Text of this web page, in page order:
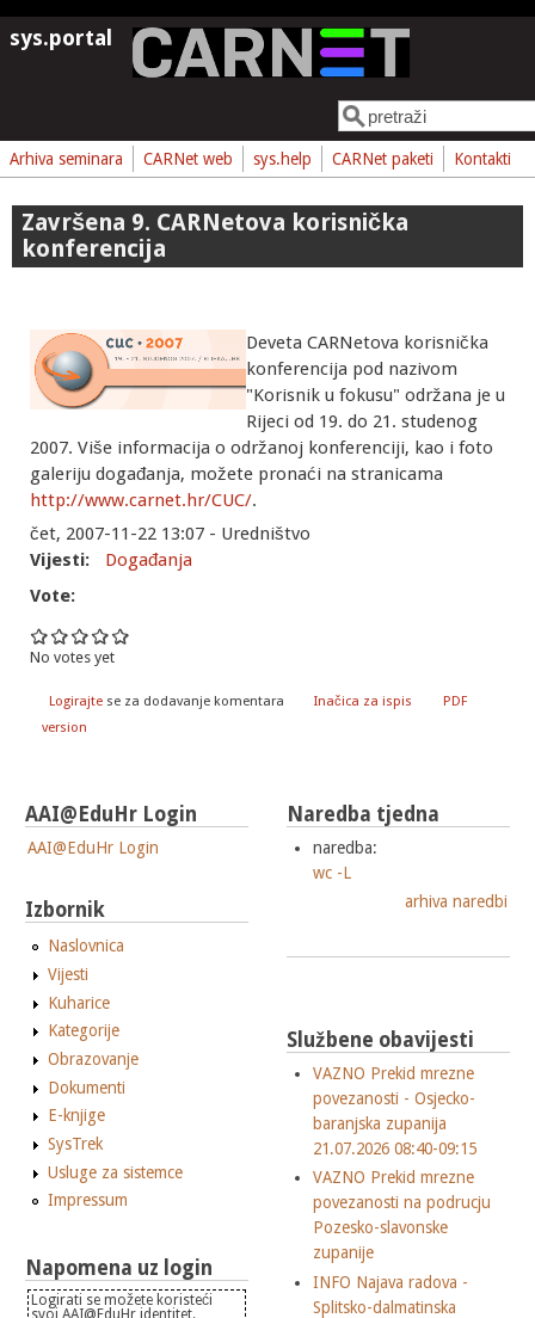
Skoči na glavni sadržaj
sys.portal
Obrazac pretrage
Pretraga
Arhiva seminara CARNet web sys.help CARNet paketi Kontakti
Završena 9. CARNetova korisnička
konferencija
Deveta CARNetova korisnička
konferencija pod nazivom
"Korisnik u fokusu" održana je u
Rijeci od 19. do 21. studenog
2007. Više informacija o održanoj konferenciji, kao i foto
galeriju događanja, možete pronaći na stranicama
http://www.carnet.hr/CUC/.
čet, 2007-11-22 13:07 - Uredništvo
Vijesti:
Događanja
Vote:
No votes yet
Logirajtese za dodavanje komentara Inačica za ispis
PDF
version
AAI@EduHr Login
AAI@EduHr Login
Izbornik
Naslovnica
Vijesti
Kuharice
Kategorije
Obrazovanje
Dokumenti
E-knjige
SysTrek
Usluge za sistemce
Impressum
Napomena uz login
Logirati se možete koristeći
Naredba tjedna
naredba:
wc -L
arhiva naredbi
Službene obavijesti
VAZNO Prekid mrezne
povezanosti - Osjecko-
baranjska zupanija
21.07.2026 08:40-09:15
VAZNO Prekid mrezne
povezanosti na podrucju
Pozesko-slavonske
zupanije
INFO Najava radova -
Splitsko-dalmatinska